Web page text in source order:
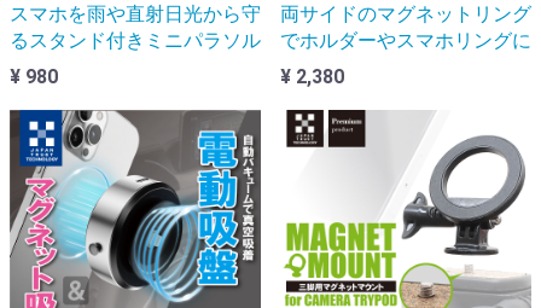
スマホを雨や直射日光から守
るスタンド付きミニパラソル
¥ 980
両サイドのマグネットリング
でホルダーやスマホリングに
¥ 2,380